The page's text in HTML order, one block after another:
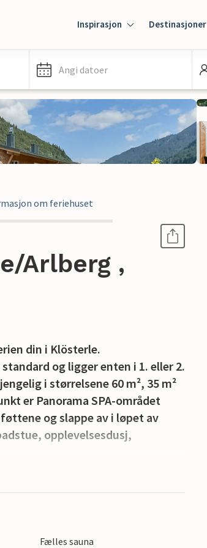
Inspirasjon Destinasjoner
Angi datoer
om feriehuset
Arlberg ,
din i Klösterle.
og ligger enten i 1. eller 2.
i størrelsene 60 m², 35 m²
er Panorama SPA-området
og slappe av i løpet av
opplevelsesdusj,
el-terrengsykler, som du
Fælles sauna